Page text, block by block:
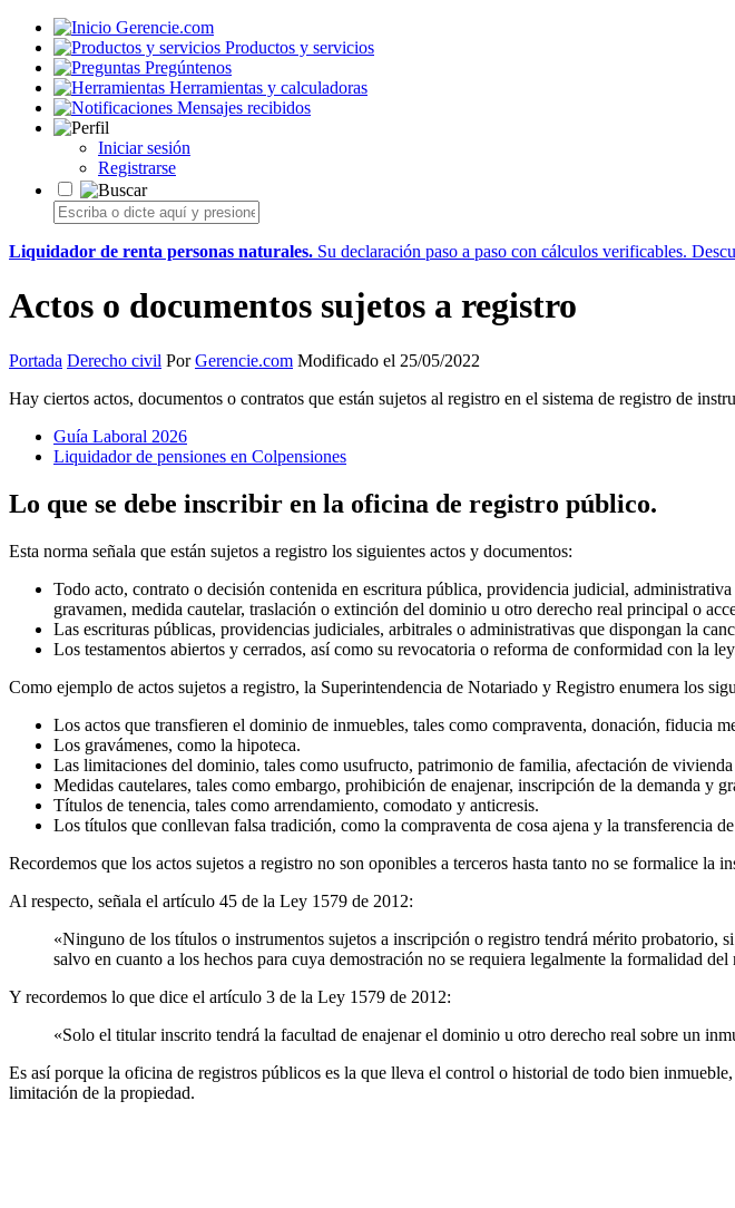
Gerencie.com
Productos y servicios
Pregúntenos
Herramientas y calculadoras
Mensajes recibidos
Iniciar sesión
Registrarse
Liquidador de renta personas naturales. Su declaración paso a paso con cálculos verificables.
Actos o documentos sujetos a registro
Portada Derecho civil PorGerencie.com Modificado el 25/05/2022
Hay ciertos actos, documentos o contratos que están sujetos al registro en el sistema de registro de
Guía Laboral 2026
Liquidador de pensiones en Colpensiones
Lo que se debe inscribir en la oficina de registro público.
Esta norma señala que están sujetos a registro los siguientes actos y documentos:
Todo acto, contrato o decisión contenida en escritura pública, providencia judicial,
gravamen, medida cautelar, traslación o extinción del dominio u otro derecho real principal o
Las escrituras públicas, providencias judiciales, arbitrales o administrativas que dispongan la
Los testamentos abiertos y cerrados, así como su revocatoria o reforma de conformidad con la
Como ejemplo de actos sujetos a registro, la Superintendencia de Notariado y Registro enumera los
Los actos que transfieren el dominio de inmuebles, tales como compraventa, donación, fiducia
Los gravámenes, como la hipoteca.
Las limitaciones del dominio, tales como usufructo, patrimonio de familia, afectación de
Medidas cautelares, tales como embargo, prohibición de enajenar, inscripción de la demanda y
Títulos de tenencia, tales como arrendamiento, comodato y anticresis.
Los títulos que conllevan falsa tradición, como la compraventa de cosa ajena y la transferencia
Recordemos que los actos sujetos a registro no son oponibles a terceros hasta tanto no se formalice la
Al respecto, señala el artículo 45 de la Ley 1579 de 2012:
«Ninguno de los títulos o instrumentos sujetos a inscripción o registro tendrá mérito probatorio,
salvo en cuanto a los hechos para cuya demostración no se requiera legalmente la formalidad del
Y recordemos lo que dice el artículo 3 de la Ley 1579 de 2012:
«Solo el titular inscrito tendrá la facultad de enajenar el dominio u otro derecho real sobre un
Es así porque la oficina de registros públicos es la que lleva el control o historial de todo bien
limitación de la propiedad.